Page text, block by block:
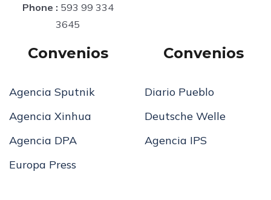
Phone : 593 99 334
3645
Convenios
Agencia Sputnik
Agencia Xinhua
Agencia DPA
Europa Press
Convenios
Diario Pueblo
Deutsche Welle
Agencia IPS